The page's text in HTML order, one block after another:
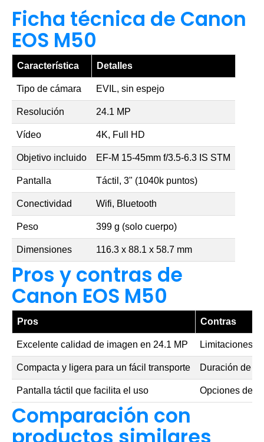
Ficha técnica de Canon
EOS M50
Característica Detalles
Tipo de cámara EVIL, sin espejo
Resolución 24.1 MP
Vídeo 4K, Full HD
Objetivo incluido EF-M 15-45mm f/3.5-6.3 IS STM
Pantalla Táctil, 3" (1040k puntos)
Conectividad Wifi, Bluetooth
Peso 399 g (solo cuerpo)
Dimensiones 116.3 x 88.1 x 58.7 mm
Pros y contras de
Canon EOS M50
Pros Contras
Excelente calidad de imagen en 24.1 MP Limitaciones
Compacta y ligera para un fácil transporte Duración de
Pantalla táctil que facilita el uso Opciones de
Comparación con